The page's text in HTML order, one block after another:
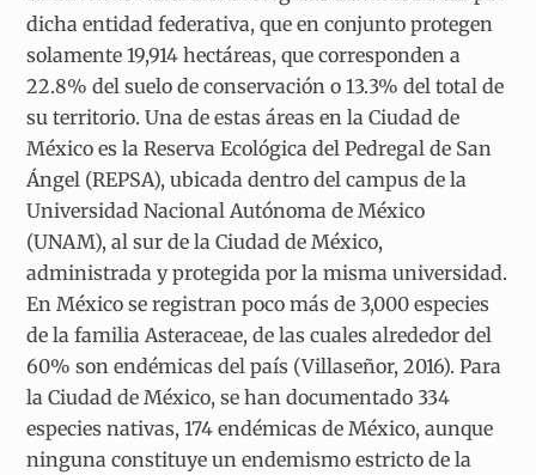
dicha entidad federativa, que en conjunto protegen
solamente 19,914 hectáreas, que corresponden a
22.8% del suelo de conservación o 13.3% del total de
su territorio. Una de estas áreas en la Ciudad de
México es la Reserva Ecológica del Pedregal de San
Ángel (REPSA), ubicada dentro del campus de la
Universidad Nacional Autónoma de México
(UNAM), al sur de la Ciudad de México,
administrada y protegida por la misma universidad.
En México se registran poco más de 3,000 especies
de la familia Asteraceae, de las cuales alrededor del
60% son endémicas del país (Villaseñor, 2016). Para
la Ciudad de México, se han documentado 334
especies nativas, 174 endémicas de México, aunque
ninguna constituye un endemismo estricto de la